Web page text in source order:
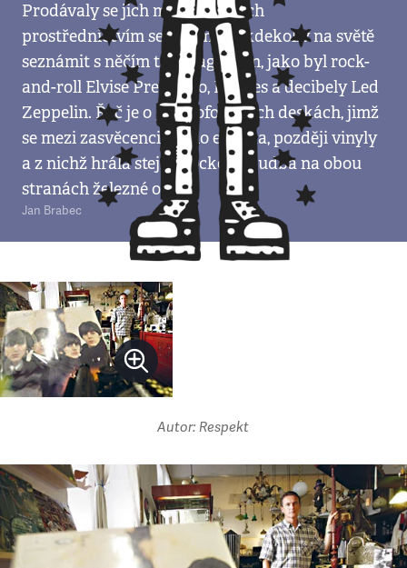
Prodávaly se jich miliony a jejich
prostřednictvím se lidé mohli kdekoliv na světě
seznámit s něčím tak magickým, jako byl rock-
and-roll Elvise Presleyho, Beatles a decibely Led
Zeppelin. Řeč je o gramofonových deskách, jimž
se mezi zasvěcenci říkalo elpíčka, později vinyly
a z nichž hrála stejná rocková hudba na obou
stranách železné opony.
Jan Brabec
Autor: Respekt